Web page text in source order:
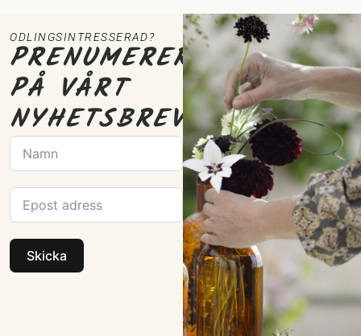
ODLINGSINTRESSERAD?
PRENUMERERA
PÅ VÅRT
NYHETSBREV
Skicka